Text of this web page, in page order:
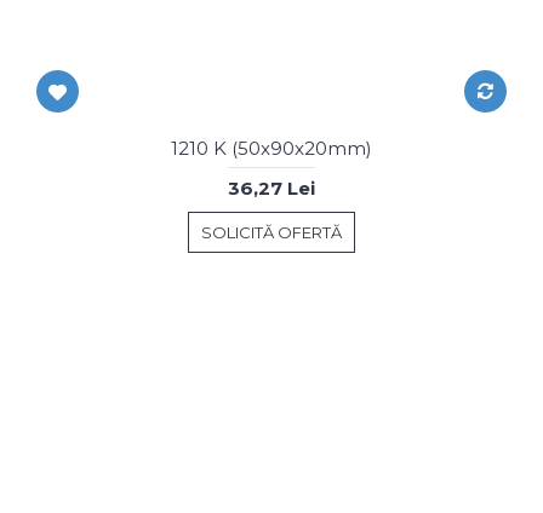
1210 K (50x90x20mm)
36,27 Lei
SOLICITĂ OFERTĂ